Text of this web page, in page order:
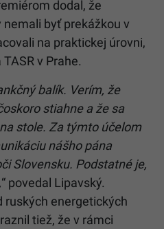
dodal, že
byť prekážkou v
na praktickej úrovni,
v Prahe.
balík. Verím, že
stiahne a že sa
stole. Za týmto účelom
nášho pána
Slovensku. Podstatné je,
“ povedal Lipavský.
ruských energetických
tiež, že v rámci